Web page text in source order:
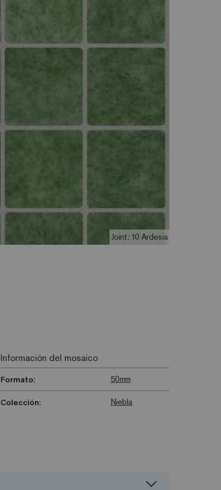
Joint: 10 Ardesia
Información del mosaico
Formato: 50mm
Colección: Niebla